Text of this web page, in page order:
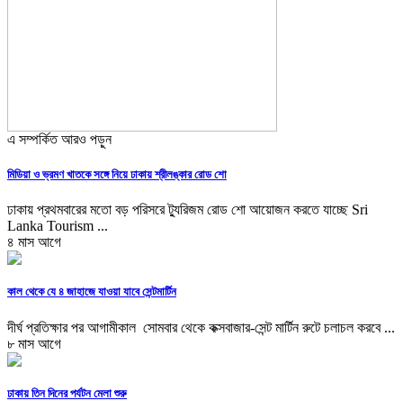
এ সম্পর্কিত আরও পড়ুন
মিডিয়া ও ভ্রমণ খাতকে সঙ্গে নিয়ে ঢাকায় শ্রীলঙ্কার রোড শো
ঢাকায় প্রথমবারের মতো বড় পরিসরে ট্যুরিজম রোড শো আয়োজন করতে যাচ্ছে Sri
Lanka Tourism ...
৪ মাস আগে
কাল থেকে যে ৪ জাহাজে যাওয়া যাবে সেন্টমার্টিন
দীর্ঘ প্রতিক্ষার পর আগামীকাল সোমবার থেকে কক্সবাজার-সেন্ট মার্টিন রুটে চলাচল করবে ...
৮ মাস আগে
ঢাকায় তিন দিনের পর্যটন মেলা শুরু